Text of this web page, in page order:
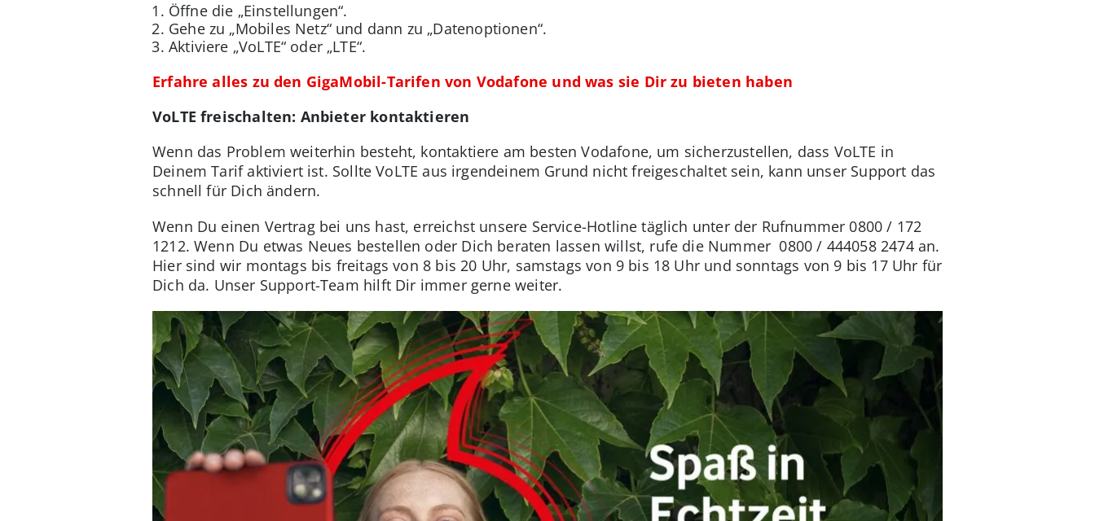
Öffne die „Einstellungen“.
Gehe zu „Mobiles Netz“ und dann zu „Datenoptionen“.
Aktiviere „VoLTE“ oder „LTE“.
Erfahre alles zu den GigaMobil-Tarifen von Vodafone und was sie Dir zu bieten haben
VoLTE freischalten: Anbieter kontaktieren
Wenn das Problem weiterhin besteht, kontaktiere am besten Vodafone, um sicherzustellen, dass VoLTE in
Deinem Tarif aktiviert ist. Sollte VoLTE aus irgendeinem Grund nicht freigeschaltet sein, kann unser Support das
schnell für Dich ändern.
Wenn Du einen Vertrag bei uns hast, erreichst unsere Service-Hotline täglich unter der Rufnummer 0800 / 172
1212. Wenn Du etwas Neues bestellen oder Dich beraten lassen willst, rufe die Nummer 0800 / 444058 2474 an.
Hier sind wir montags bis freitags von 8 bis 20 Uhr, samstags von 9 bis 18 Uhr und sonntags von 9 bis 17 Uhr für
Dich da. Unser Support-Team hilft Dir immer gerne weiter.